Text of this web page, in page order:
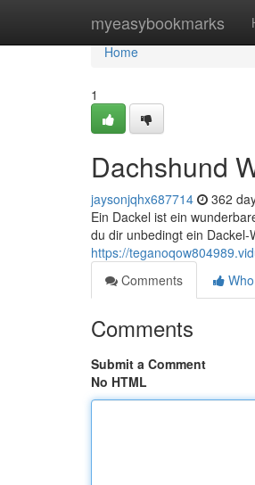
myeasybookmarks
Home
Home
1
Dachshund
jaysonjqhx687714 362
Ein Dackel ist ein
du dir unbedingt ein
https://
Comments
Comments
Submit a Comment
No HTML